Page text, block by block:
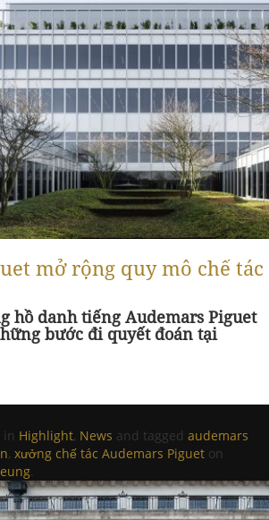
mở rộng quy mô chế tác
hồ danh tiếngAudemars Piguet
bước đi quyết đoán tại
in Highlight, News and tagged audemars
, xưởng chế tác Audemars Piguet on
.